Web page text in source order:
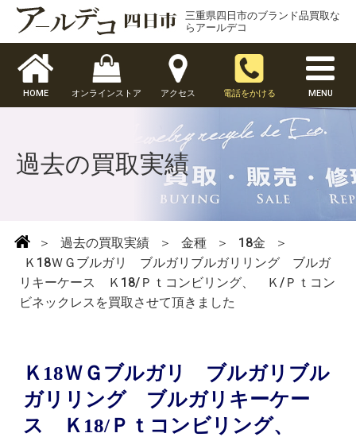
三重県四日市のブランド品買取な
らアールデコ
HOME オンラインストア アクセス 電話をかける MENU
過去の買取実績
＞ 過去の買取実績 ＞ 金種 ＞ 18金
＞
Ｋ18ＷＧブルガリ ブルガリブルガリリング ブルガ
リキーケース Ｋ18/Ｐｔコンビリング、 Ｋ/Ｐｔコン
ビネックレスを買取させて頂きました
Ｋ18ＷＧブルガリ ブルガリブル
ガリリング ブルガリキーケー
ス Ｋ18/Ｐｔコンビリング、